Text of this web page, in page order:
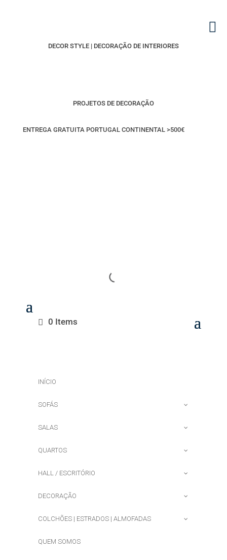
DECOR STYLE | DECORAÇÃO DE INTERIORES
PROJETOS DE DECORAÇÃO
ENTREGA GRATUITA PORTUGAL CONTINENTAL >500€
0 Items
INÍCIO
SOFÁS
SALAS
QUARTOS
HALL / ESCRITÓRIO
DECORAÇÃO
COLCHÕES | ESTRADOS | ALMOFADAS
QUEM SOMOS